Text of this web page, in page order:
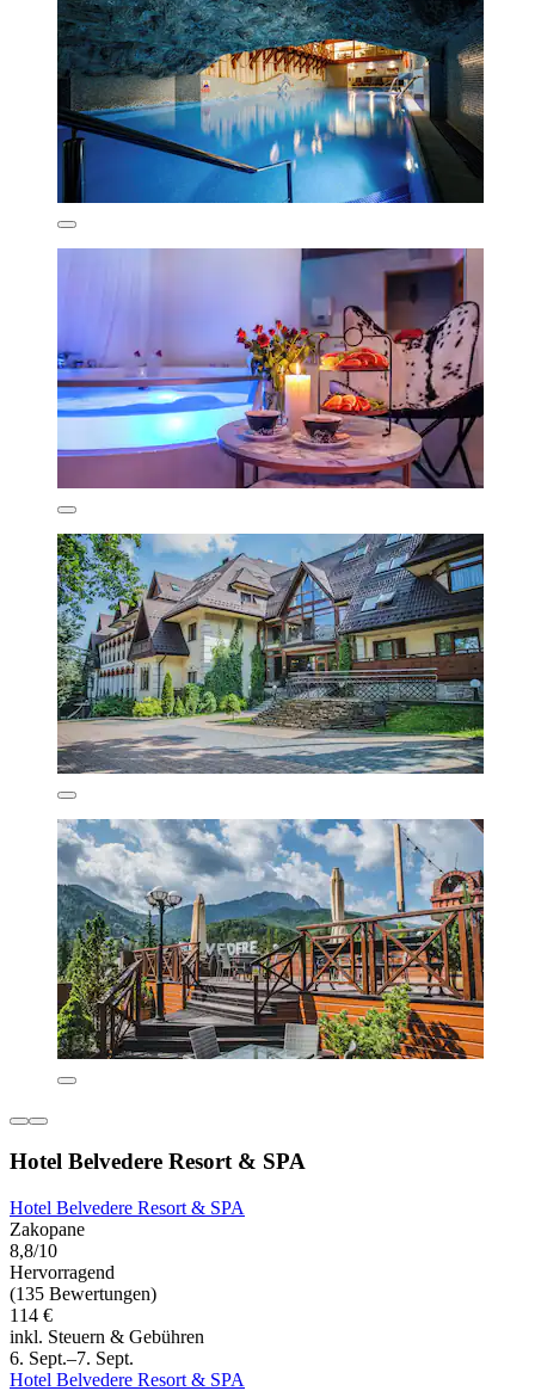
Hotel Belvedere Resort & SPA
Hotel Belvedere Resort & SPA
Zakopane
8,8/10
Hervorragend
(135 Bewertungen)
114 €
inkl. Steuern & Gebühren
6. Sept.–7. Sept.
Hotel Belvedere Resort & SPA